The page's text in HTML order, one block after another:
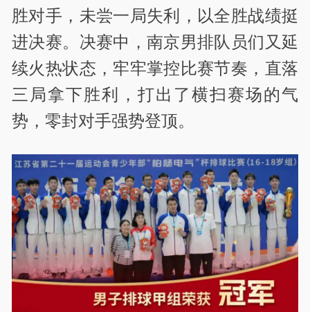
胜对手，未尝一局失利，以全胜战绩挺
进决赛。决赛中，南京男排队员们又延
续火热状态，牢牢掌控比赛节奏，直落
三局拿下胜利，打出了横扫赛场的气
势，零封对手强势登顶。